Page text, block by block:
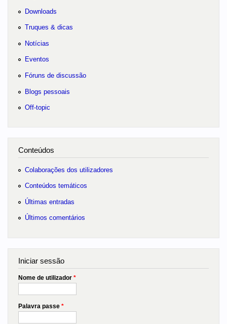
Downloads
Truques & dicas
Notícias
Eventos
Fóruns de discussão
Blogs pessoais
Off-topic
Conteúdos
Colaborações dos utilizadores
Conteúdos temáticos
Últimas entradas
Últimos comentários
Iniciar sessão
Nome de utilizador *
Palavra passe *